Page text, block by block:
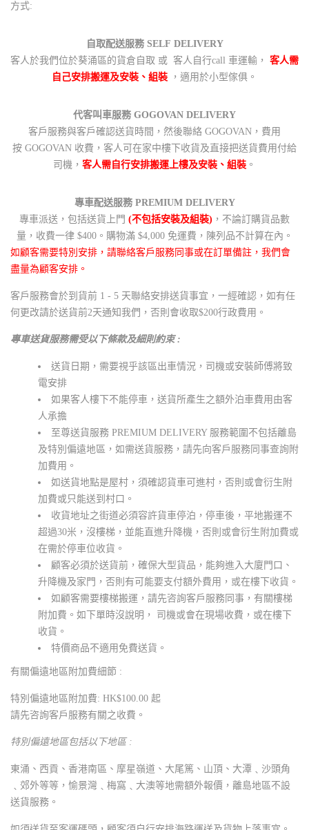
方式:
自取配送服務 SELF DELIVERY
客人於我們位於葵涌區的貨倉自取 或 客人自行call 車運輸， 客人需
自己安排搬運及安裝、組裝 ，適用於小型傢俱。
代客叫車服務 GOGOVAN DELIVERY
客戶服務與客戶確認送貨時間，然後聯絡 GOGOVAN，費用
按 GOGOVAN 收費，客人可在家中樓下收貨及直接把送貨費用付給
司機， 客人需自行安排搬運上樓及安裝、組裝 。
專車配送服務 PREMIUM DELIVERY
專車派送，包括送貨上門 (不包括安裝及組裝) ，不論訂購貨品數
量，收費一律 $400。購物滿 $4,000 免運費，陳列品不計算在內。
如顧客需要特別安排，請聯絡客戶服務同事或在訂單備註，我們會
盡量為顧客安排。
客戶服務會於到貨前 1 - 5 天聯絡安排送貨事宜，一經確認，如有任
何更改請於送貨前2天通知我們，否則會收取$200行政費用。
專車送貨服務需受以下條款及細則約束 :
送貨日期，需要視乎該區出車情況，司機或安裝師傅將致
電安排
如果客人樓下不能停車，送貨所產生之額外泊車費用由客
人承擔
至尊送貨服務 PREMIUM DELIVERY 服務範圍不包括離島
及特別偏遠地區，如需送貨服務，請先向客戶服務同事查詢附
加費用。
如送貨地點是屋村，須確認貨車可進村，否則或會衍生附
加費或只能送到村口。
收貨地址之街道必須容許貨車停泊，停車後，平地搬運不
超過30米，沒樓梯，並能直進升降機，否則或會衍生附加費或
在需於停車位收貨。
顧客必須於送貨前，確保大型貨品，能夠進入大廈門口、
升降機及家門，否則有可能要支付額外費用，或在樓下收貨。
如顧客需要樓梯搬運，請先咨詢客戶服務同事，有關樓梯
附加費。如下單時沒說明， 司機或會在現場收費，或在樓下
收貨。
特價商品不適用免費送貨。
有關偏遠地區附加費細節 :
特別偏遠地區附加費: HK$100.00 起
請先咨詢客戶服務有關之收費。
特別偏遠地區包括以下地區 :
東涌、西貢、香港南區、摩星嶺道、大尾篤、山頂、大潭﹑沙頭角
﹑郊外等等，愉景灣﹑梅窩﹑大澳等地需額外報價，離島地區不設
送貨服務。